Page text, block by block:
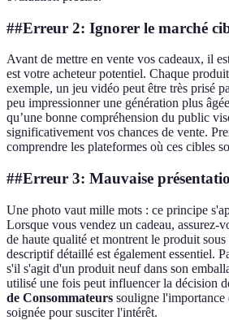
##Erreur 2: Ignorer le marché
Avant de mettre en vente vos cadeaux, il
est votre acheteur potentiel. Chaque
exemple, un jeu vidéo peut être très prisé
peu impressionner une génération plus
qu’une bonne compréhension du public
significativement vos chances de vente.
comprendre les plateformes où ces cibles
##Erreur 3: Mauvaise
Une photo vaut mille mots : ce principe
Lorsque vous vendez un cadeau, assurez-
de haute qualité et montrent le produit
descriptif détaillé est également essentiel.
s'il s'agit d'un produit neuf dans son
utilisé une fois peut influencer la décision
de Consommateurs souligne l'importance
soignée pour susciter l'intérêt.